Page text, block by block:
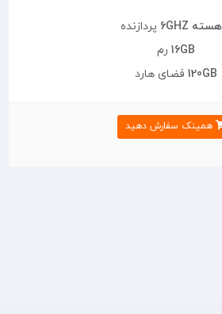
پردازنده
16GB رم
120GB فضای هارد
همینک سفارش دهید